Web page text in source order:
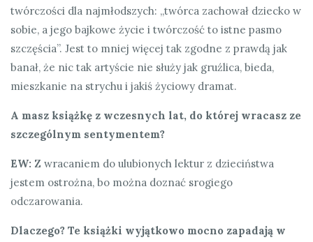
twórczości dla najmłodszych: „twórca zachował dziecko w
sobie, a jego bajkowe życie i twórczość to istne pasmo
szczęścia”. Jest to mniej więcej tak zgodne z prawdą jak
banał, że nic tak artyście nie służy jak gruźlica, bieda,
mieszkanie na strychu i jakiś życiowy dramat.
A masz książkę z wczesnych lat, do której wracasz ze
szczególnym sentymentem?
EW: Z wracaniem do ulubionych lektur z dzieciństwa
jestem ostrożna, bo można doznać srogiego
odczarowania.
Dlaczego? Te książki wyjątkowo mocno zapadają w